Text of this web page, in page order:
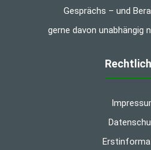
Gesprächs – und
gerne davon unabhängig